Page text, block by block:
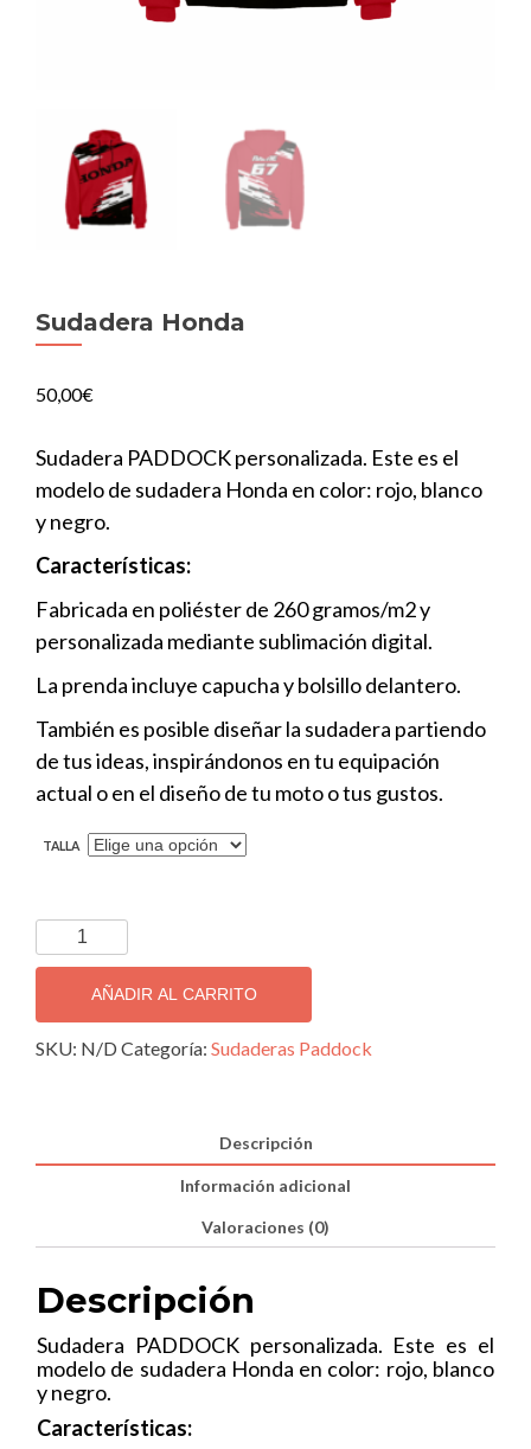
Sudadera Honda
50,00€
Sudadera PADDOCK personalizada. Este es el
modelo de sudadera Honda en color: rojo, blanco
y negro.
Características:
Fabricada en poliéster de 260 gramos/m2 y
personalizada mediante sublimación digital.
La prenda incluye capucha y bolsillo delantero.
También es posible diseñar la sudadera partiendo
de tus ideas, inspirándonos en tu equipación
actual o en el diseño de tu moto o tus gustos.
TALLA
Sudadera
Honda
cantidadAÑADIR AL CARRITO
SKU: N/D Categoría: Sudaderas Paddock
Descripción
Información adicional
Valoraciones (0)
Descripción
Sudadera PADDOCK personalizada. Este es el
modelo de sudadera Honda en color: rojo, blanco
y negro.
Características: